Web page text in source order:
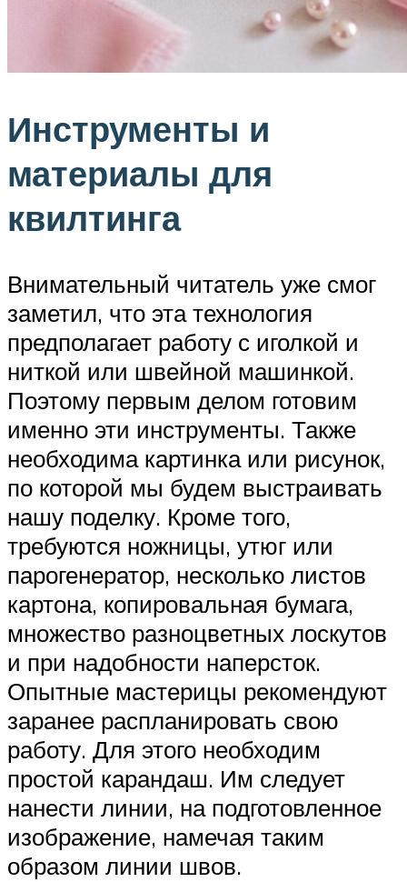
Инструменты и
материалы для
квилтинга
Внимательный читатель уже смог
заметил, что эта технология
предполагает работу с иголкой и
ниткой или швейной машинкой.
Поэтому первым делом готовим
именно эти инструменты. Также
необходима картинка или рисунок,
по которой мы будем выстраивать
нашу поделку. Кроме того,
требуются ножницы, утюг или
парогенератор, несколько листов
картона, копировальная бумага,
множество разноцветных лоскутов
и при надобности наперсток.
Опытные мастерицы рекомендуют
заранее распланировать свою
работу. Для этого необходим
простой карандаш. Им следует
нанести линии, на подготовленное
изображение, намечая таким
образом линии швов.